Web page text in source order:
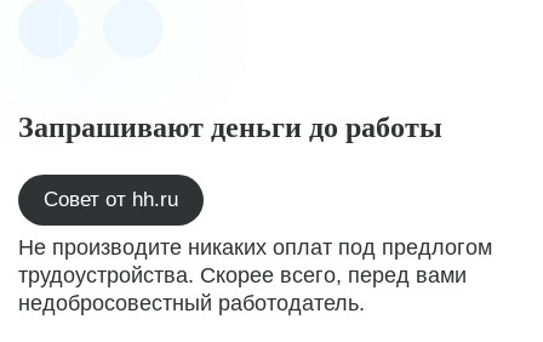
Запрашивают деньги до работы
Совет от hh.ru
Не производите никаких оплат под предлогом
трудоустройства. Скорее всего, перед вами
недобросовестный работодатель.